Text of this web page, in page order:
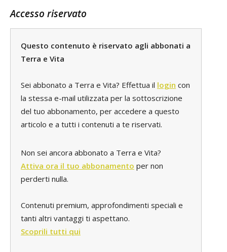
Accesso riservato
Questo contenuto è riservato agli abbonati a
Terra e Vita
Sei abbonato a Terra e Vita? Effettua il login con
la stessa e-mail utilizzata per la sottoscrizione
del tuo abbonamento, per accedere a questo
articolo e a tutti i contenuti a te riservati.
Non sei ancora abbonato a Terra e Vita?
Attiva ora il tuo abbonamento per non
perderti nulla.
Contenuti premium, approfondimenti speciali e
tanti altri vantaggi ti aspettano.
Scoprili tutti qui